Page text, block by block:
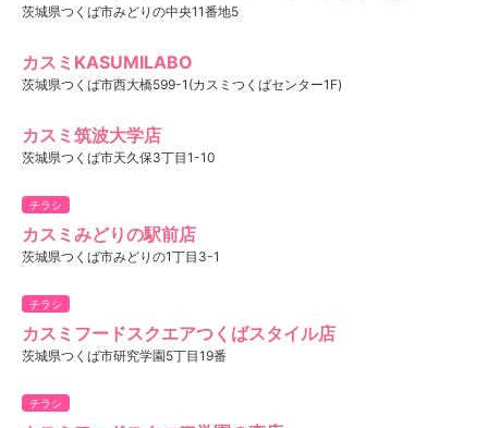
茨城県つくば市みどりの中央11番地5
カスミKASUMILABO
茨城県つくば市西大橋599-1(カスミつくばセンター1F)
カスミ筑波大学店
茨城県つくば市天久保3丁目1-10
チラシ
カスミみどりの駅前店
茨城県つくば市みどりの1丁目3-1
チラシ
カスミフードスクエアつくばスタイル店
茨城県つくば市研究学園5丁目19番
チラシ